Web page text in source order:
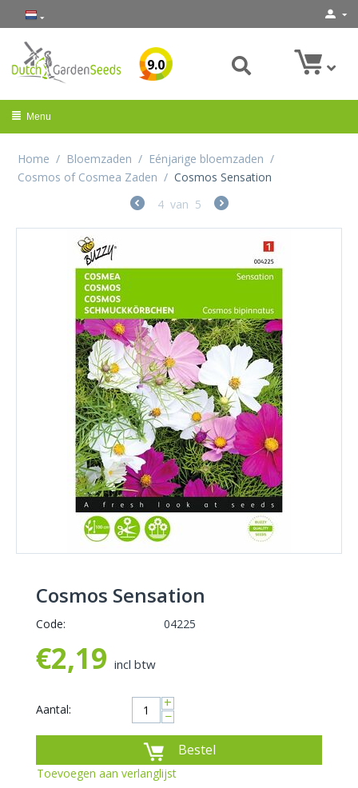
9.0
Menu
Home / Bloemzaden / Eénjarige bloemzaden /
Cosmos of Cosmea Zaden / Cosmos Sensation
4 van 5
Cosmos Sensation
Code: 04225
€2,19 incl btw
Aantal: +
−
Bestel
Toevoegen aan verlanglijst